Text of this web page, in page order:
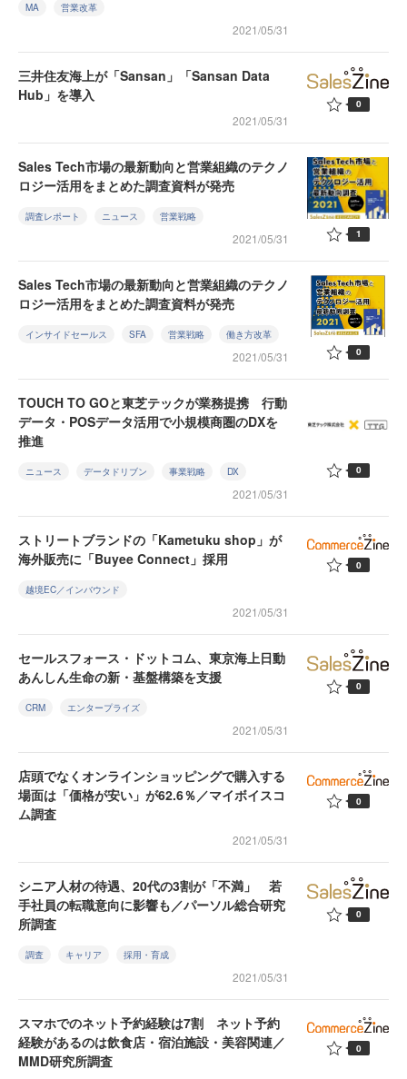
MA 営業改革
2021/05/31
三井住友海上が「Sansan」「Sansan Data
Hub」を導入
2021/05/31
0
Sales Tech市場の最新動向と営業組織のテクノ
ロジー活用をまとめた調査資料が発売
調査レポート ニュース 営業戦略
2021/05/31 1
Sales Tech市場の最新動向と営業組織のテクノ
ロジー活用をまとめた調査資料が発売
インサイドセールス SFA 営業戦略 働き方改革
2021/05/31 0
TOUCH TO GOと東芝テックが業務提携 行動
データ・POSデータ活用で小規模商圏のDXを
推進
ニュース データドリブン 事業戦略 DX
2021/05/31
0
ストリートブランドの「Kametuku shop」が
海外販売に「Buyee Connect」採用
越境EC／インバウンド
2021/05/31
0
セールスフォース・ドットコム、東京海上日動
あんしん生命の新・基盤構築を支援
CRM エンタープライズ
2021/05/31
0
店頭でなくオンラインショッピングで購入する
場面は「価格が安い」が62.6％／マイボイスコ
ム調査
2021/05/31
0
シニア人材の待遇、20代の3割が「不満」 若
手社員の転職意向に影響も／パーソル総合研究
所調査
調査 キャリア 採用・育成
2021/05/31
0
スマホでのネット予約経験は7割 ネット予約
経験があるのは飲食店・宿泊施設・美容関連／
MMD研究所調査
0